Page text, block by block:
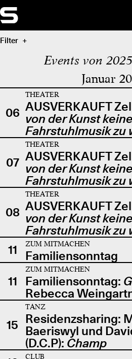
Filter
Events von
Januar
06
THEATER
AUSVERKAUFT
von der Kunst keine
Fahrstuhlmusik zu
07
THEATER
AUSVERKAUFT
von der Kunst keine
Fahrstuhlmusik zu
08
THEATER
AUSVERKAUFT
von der Kunst keine
Fahrstuhlmusik zu
11
ZUM MITMACHEN
Familiensonntag
11
ZUM MITMACHEN
Familiensonntag:
Rebecca
15
TANZ
Residenzsharing:
Baeriswyl und
(D.C.P): Champ
CLUB